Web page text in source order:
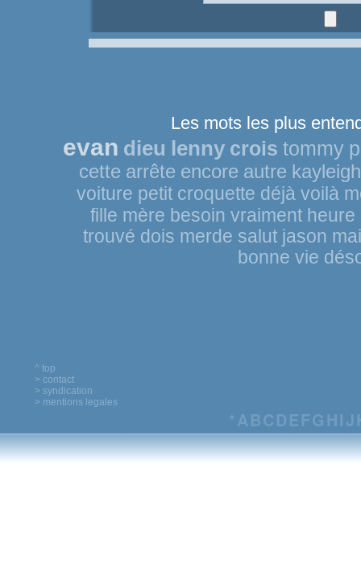
Les mots les plus
evan dieu lenny crois tommy
cette arrête encore autre kayleigh
voiture petit croquette déjà voilà
fille mère besoin vraiment heure
trouvé dois merde salut jason
bonne vie
^ top
> contact
> syndication
> mentions legales
*ABCDEFG HIJ